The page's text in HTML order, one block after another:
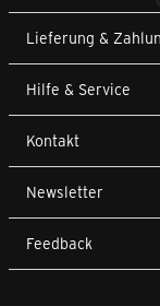
Lieferung &
Hilfe & Service
Kontakt
Newsletter
Feedback